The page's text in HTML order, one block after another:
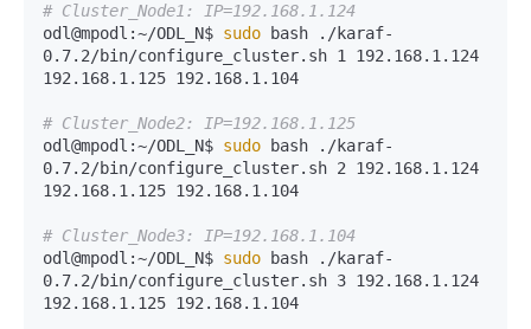
# Cluster_Node1: IP=192.168.1.124
odl@mpodl:~/ODL_N$ sudo bash ./karaf-
0.7.2/bin/configure_cluster.sh 1 192.168.1.124
192.168.1.125 192.168.1.104
# Cluster_Node2: IP=192.168.1.125
odl@mpodl:~/ODL_N$ sudo bash ./karaf-
0.7.2/bin/configure_cluster.sh 2 192.168.1.124
192.168.1.125 192.168.1.104
# Cluster_Node3: IP=192.168.1.104
odl@mpodl:~/ODL_N$ sudo bash ./karaf-
0.7.2/bin/configure_cluster.sh 3 192.168.1.124
192.168.1.125 192.168.1.104